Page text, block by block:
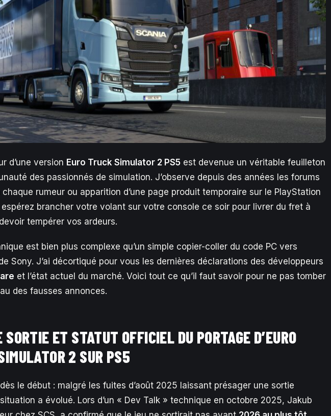
d’une version Euro Truck Simulator 2 PS5 est devenue un véritable feuilleton
des passionnés de simulation. J’observe depuis des années les forums
chaque rumeur ou apparition d’une page produit temporaire sur le PlayStation
brancher votre volant sur votre console ce soir pour livrer du fret à
tempérer vos ardeurs.
est bien plus complexe qu’un simple copier-coller du code PC vers
Sony. J’ai décortiqué pour vous les dernières déclarations des développeurs
et l’état actuel du marché. Voici tout ce qu’il faut savoir pour ne pas tomber
des fausses annonces.
SORTIE ET STATUT OFFICIEL DU PORTAGE D’EURO
2 SUR PS5
le début : malgré les fuites d’août 2025 laissant présager une sortie
a évolué. Lors d’un « Dev Talk » technique en octobre 2025, Jakub